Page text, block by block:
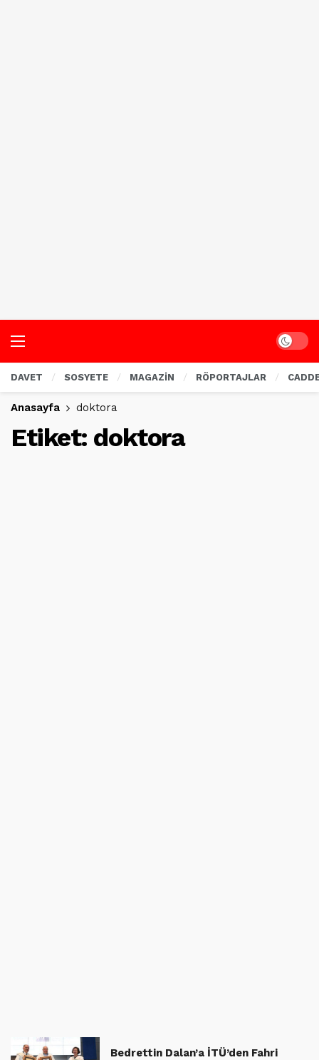
Dark
DAVET SOSYETE MAGAZİN RÖPORTAJLAR
Anasayfa doktora
Etiket: doktora
Bedrettin Dalan’a İTÜ’den Fahri